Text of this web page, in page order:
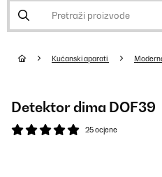
Kućanski aparati
Detektor dima DOF39
25 ocjene